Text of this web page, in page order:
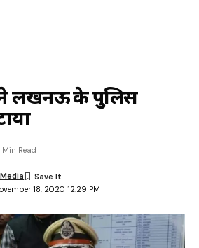
ने लखनऊ के पुलिस
18, 2020 12:29 PM
Min Read